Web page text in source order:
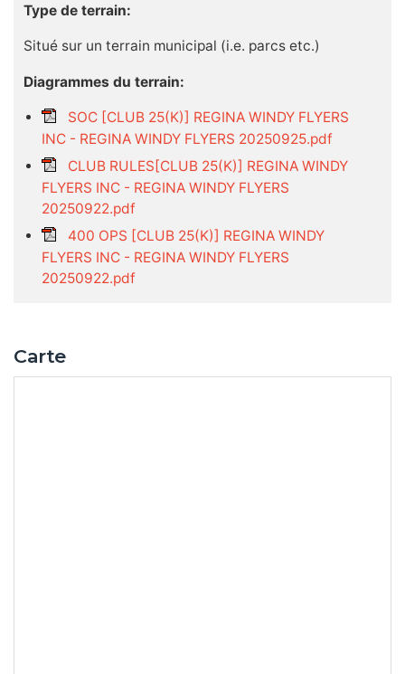
Type de terrain:
Situé sur un terrain municipal (i.e. parcs etc.)
Diagrammes du terrain:
SOC [CLUB 25(K)] REGINA WINDY FLYERS
INC - REGINA WINDY FLYERS 20250925.pdf
CLUB RULES[CLUB 25(K)] REGINA WINDY
FLYERS INC - REGINA WINDY FLYERS
20250922.pdf
400 OPS [CLUB 25(K)] REGINA WINDY
FLYERS INC - REGINA WINDY FLYERS
20250922.pdf
Carte